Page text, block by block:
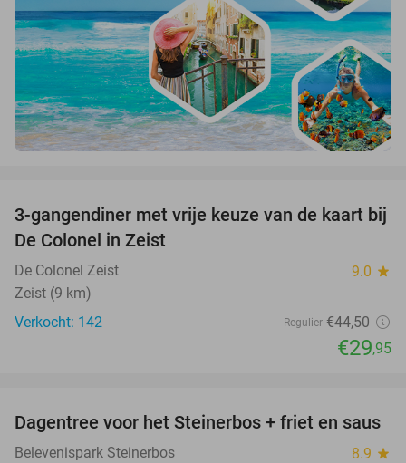
33%
3-gangendiner met vrije keuze van de kaart bij
De Colonel in Zeist
De Colonel Zeist 9.0 star
Zeist (9 km)
Verkocht: 142
Regulier €44,50
€29,95
37%
Dagentree voor het Steinerbos + friet en saus
Belevenispark Steinerbos 8.9 star